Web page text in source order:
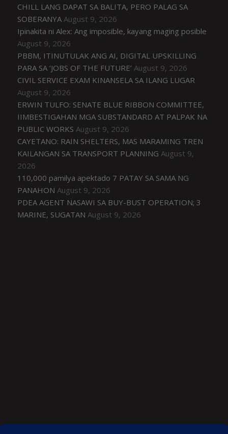
CHILL LANG DAPAT SA BALITA, PERO PALAG SA
SOBERANYA August 9, 2026
Ipinakita ni Alex: Ang imposible, kayang maging posible
August 9, 2026
PBBM, ITINUTULAK ANG AI, DIGITAL UPSKILLING
PARA SA ‘JOBS OF THE FUTURE’ August 9, 2026
CIVIL SERVICE EXAM KINANSELA SA ILANG LUGAR
August 9, 2026
ERWIN TULFO: SENATE BLUE RIBBON COMMITTEE,
IIMBESTIGAHAN MGA SUBSTANDARD AT PALPAK NA
PUBLIC WORKS August 9, 2026
CAYETANO: RAIN SHELTERS, MAS MARAMING TREN
KAILANGAN SA TRANSPORT PLANNING August 9,
2026
110,000 pamilya apektado 7 PATAY SA SAMA NG
PANAHON August 9, 2026
PDEA AGENT NASAWI SA BUY-BUST OPERATION; 3
MARINE, SUGATAN August 9, 2026